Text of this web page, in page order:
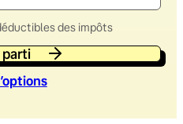
des impôts
parti
s